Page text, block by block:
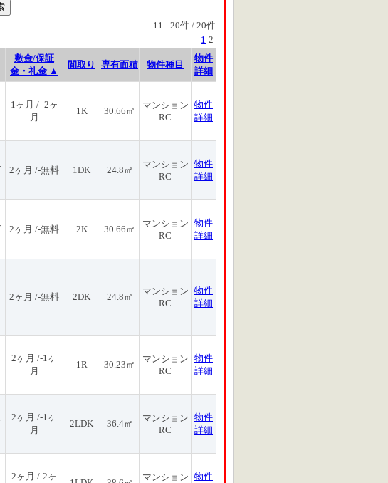
11 - 20件 / 20件
1 2
敷金/保証
金・礼金 ▲
間取り 専有面積 物件種目
物件
詳細
1ヶ月 / -2ヶ
月
1K 30.66㎡
マンション
RC
物件
詳細
2ヶ月 /-無料 1DK 24.8㎡
マンション
RC
物件
詳細
2ヶ月 /-無料 2K 30.66㎡
マンション
RC
物件
詳細
2ヶ月 /-無料 2DK 24.8㎡
マンション
RC
物件
詳細
2ヶ月 /-1ヶ
月
1R 30.23㎡
マンション
RC
物件
詳細
2ヶ月 /-1ヶ
月
2LDK 36.4㎡
マンション
RC
物件
詳細
2ヶ月 /-2ヶ マンション 物件